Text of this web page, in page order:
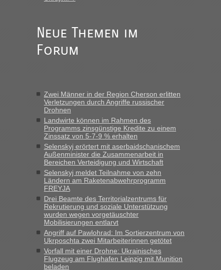
fast 11 Milliarden aufgedeckt
„Am besten wäre natürlich, wenn die Frau mit dabei ist.
Alleinreisende Männer stehen schließlich immer unter
Milliarden aufgedeckt
„Kein Zoll. Du musst an sich nur sagen dass das privat ist
und du nicht damit handeln willst. So lange das nicht
Originalverpackt ist und ersichlich das nicht neu sollte es
keine Probleme geben“
Recht, Visa und Dokumente • Deklaration
gebrauchter Kleidung beim Zoll
„Hallo Leute, ich weiß nicht, ob ich hier richtig bin mit meiner
Anfrage. Ich möchte 4 Umzugskartons mit gebrauchter
Straßen Kleidung bei der Einreise in die Ukraine
mitnehmen. Es ist gebrauchte Kleidung...“
Berichte und Reisetipps • Re: An welchem
Grenzübergang zwischen Polen und der Ukraine geht es am
schnellsten?
„Wir sind mit unserem Wohnmobil, wie geplant am Montag
Neue Themen im
Forum
Zwei Männer in der Region Cherson erlitten
Verletzungen durch Angriffe russischer
Drohnen
Landwirte können im Rahmen des
Programms zinsgünstige Kredite zu einem
Zinssatz von 5-7-9 % erhalten
Selenskyj erörtert mit aserbaidschanischem
Außenminister die Zusammenarbeit in
Bereichen Verteidigung und Wirtschaft
Selenskyj meldet Teilnahme von zehn
Ländern am Raketenabwehrprogramm
FREYJA
Drei Beamte des Territorialzentrums für
Rekrutierung und soziale Unterstützung
wurden wegen vorgetäuschter
Mobilisierungen entlarvt
Angriff auf Pawlohrad: Im Sortierzentrum von
Ukrposchta zwei Mitarbeiterinnen getötet
Vorfall mit einer Drohne: Ukrainisches
Flugzeug am Flughafen Leipzig mit Munition
beladen